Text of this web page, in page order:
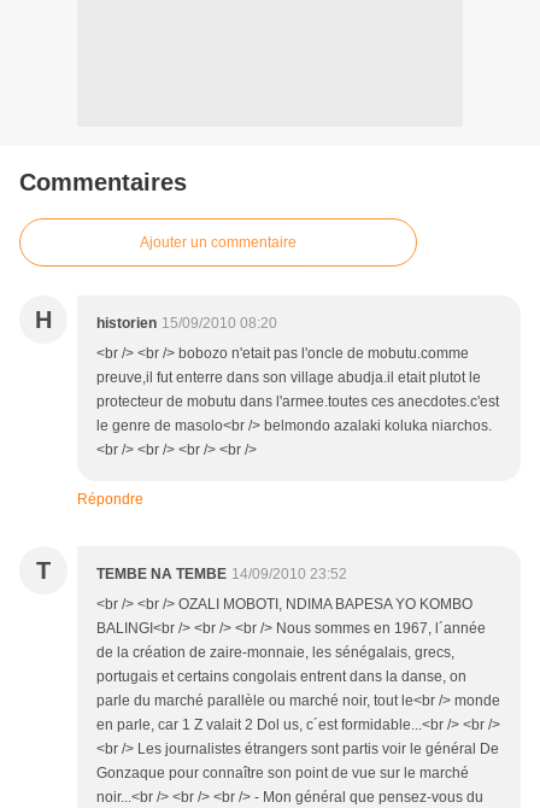
Commentaires
Ajouter un commentaire
H historien 15/09/2010 08:20
<br /> <br /> bobozo n'etait pas l'oncle de mobutu.comme
preuve,il fut enterre dans son village abudja.il etait plutot le
protecteur de mobutu dans l'armee.toutes ces anecdotes.c'est
le genre de masolo<br /> belmondo azalaki koluka niarchos.
<br /> <br /> <br /> <br />
Répondre
T TEMBE NA TEMBE 14/09/2010 23:52
<br /> <br /> OZALI MOBOTI, NDIMA BAPESA YO KOMBO
BALINGI<br /> <br /> <br /> Nous sommes en 1967, l´année
de la création de zaire-monnaie, les sénégalais, grecs,
portugais et certains congolais entrent dans la danse, on
parle du marché parallèle ou marché noir, tout le<br /> monde
en parle, car 1 Z valait 2 Dol us, c´est formidable...<br /> <br />
<br /> Les journalistes étrangers sont partis voir le général De
Gonzaque pour connaître son point de vue sur le marché
noir...<br /> <br /> <br /> - Mon général que pensez-vous du